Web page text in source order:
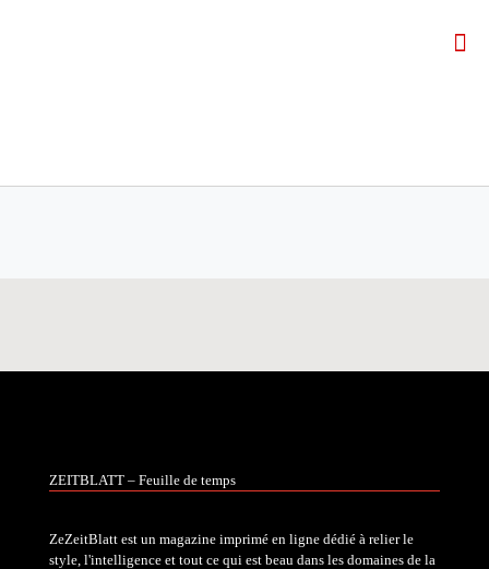
ZEITBLATT – Feuille de temps
ZeZeitBlatt est un magazine imprimé en ligne dédié à relier le
style, l'intelligence et tout ce qui est beau dans les domaines de la